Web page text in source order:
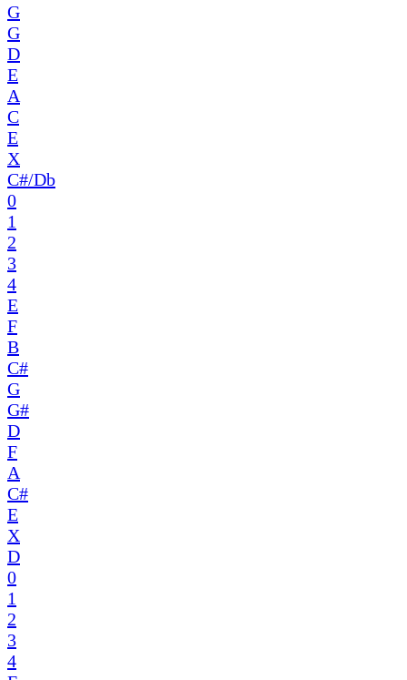
G
G
D
E
A
C
E
X
C#/Db
0
1
2
3
4
E
F
B
C#
G
G#
D
F
A
C#
E
X
D
0
1
2
3
4